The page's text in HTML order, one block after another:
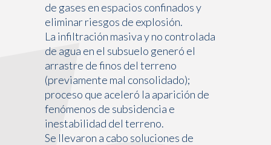
de gases en espacios confinados y
eliminar riesgos de explosión.
La infiltración masiva y no controlada
de agua en el subsuelo generó el
arrastre de finos del terreno
(previamente mal consolidado);
proceso que aceleró la aparición de
fenómenos de subsidencia e
inestabilidad del terreno.
Se llevaron a cabo soluciones de